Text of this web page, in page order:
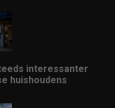
interessanter
huishoudens